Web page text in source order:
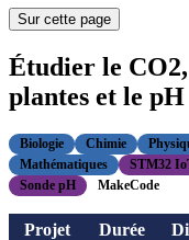
Sur cette page
Étudier le
plantes et le pH
Biologie Chimie
Mathématiques
STM32
Sonde pH
MakeCode
Projet Durée